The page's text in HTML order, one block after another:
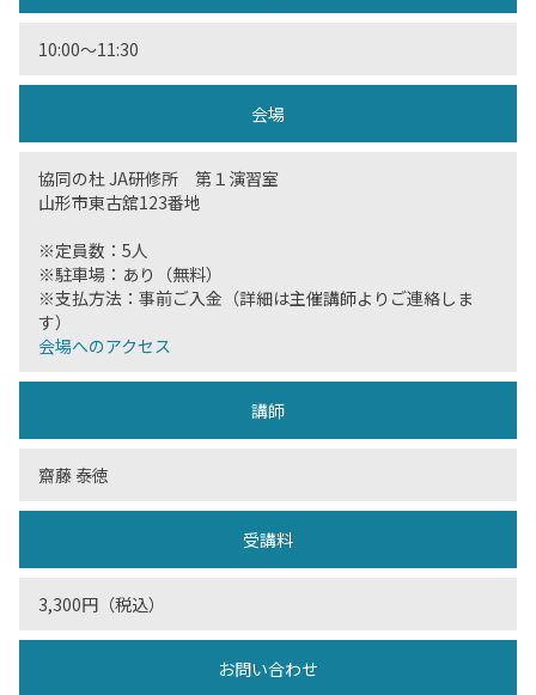
10:00〜11:30
会場
協同の杜 JA研修所 第１演習室
山形市東古舘123番地
※定員数：5人
※駐車場：あり（無料）
※支払方法：事前ご入金（詳細は主催講師よりご連絡しま
す）
会場へのアクセス
講師
齋藤 泰徳
受講料
3,300円（税込）
お問い合わせ